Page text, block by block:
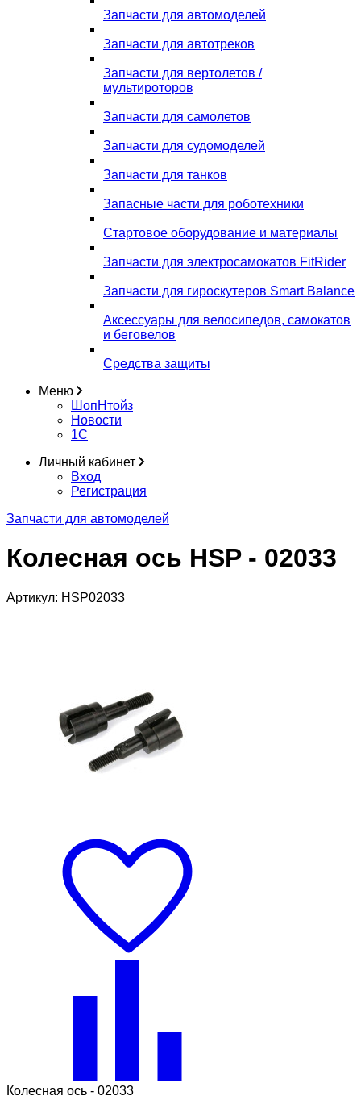
Запчасти для автомоделей
Запчасти для автотреков
Запчасти для вертолетов /
мультироторов
Запчасти для самолетов
Запчасти для судомоделей
Запчасти для танков
Запасные части для роботехники
Стартовое оборудование и материалы
Запчасти для электросамокатов FitRider
Запчасти для гироскутеров Smart Balance
Аксессуары для велосипедов, самокатов
и беговелов
Средства защиты
Меню
ШопНтойз
Новости
1C
Личный кабинет
Вход
Регистрация
Запчасти для автомоделей
Колесная ось HSP - 02033
Артикул: HSP02033
Колесная ось - 02033